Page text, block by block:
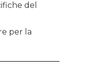
del
per la